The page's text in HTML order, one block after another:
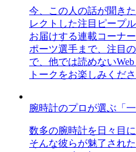
今、この人の話が聞き
レクトした注目ピープ
お届けする連載コーナ
ポーツ選手まで、注目
で、他では読めない
トークをお楽しみくださ
腕時計のプロが選ぶ「
数多の腕時計を日々目
そんな彼らが魅了され